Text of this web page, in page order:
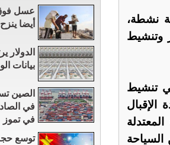
نشطة،
وتنشيط
تنشيط
الإقبال
عسل فوق
أيضا
الدولار
بيانات
الصين
في
في تموز
توسع